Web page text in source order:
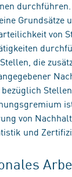
von
die
von
und